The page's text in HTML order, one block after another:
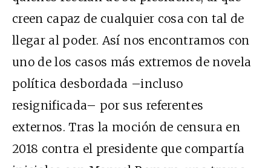
creen capaz de cualquier cosa con tal de
llegar al poder. Así nos encontramos con
uno de los casos más extremos de novela
política desbordada –incluso
resignificada– por sus referentes
externos. Tras la moción de censura en
2018 contra el presidente que compartía